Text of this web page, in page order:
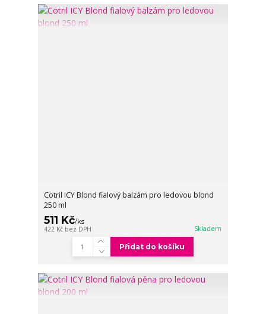
Cotril ICY Blond fialový balzám pro ledovou blond
250 ml
511 Kč/ks
422 Kč bez DPH Skladem
Přidat do košíku